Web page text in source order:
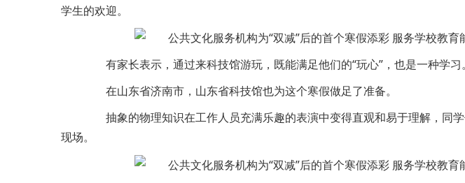
学生的欢迎。
有家长表示，通过来科技馆游玩，既能满足他们的“玩心”，也是一种学习。
在山东省济南市，山东省科技馆也为这个寒假做足了准备。
抽象的物理知识在工作人员充满乐趣的表演中变得直观和易于理解，同
现场。